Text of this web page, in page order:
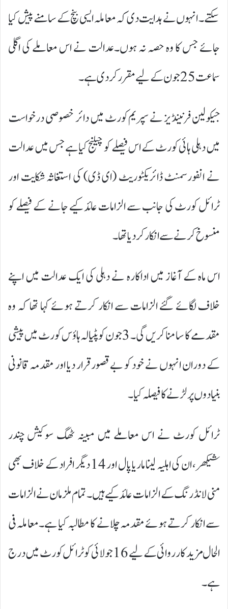
سکتے۔ انہوں نے ہدایت دی کہ معاملہ ایسی بنچ کے سامنے پیش کیا
جائے جس کا وہ حصہ نہ ہوں۔عدالت نے اس معاملے کی اگلی
سماعت 25 جون کے لیے مقرر کر دی ہے۔
جیکولین فرنینڈیز نے سپریم کورٹ میں دائر خصوصی درخواست
میں دہلی ہائی کورٹ کے اس فیصلے کو چیلنج کیا ہے جس میں عدالت
نے انفورسمنٹ ڈائریکٹوریٹ (ای ڈی) کی استغاثہ شکایت اور
ٹرائل کورٹ کی جانب سے الزامات عائد کیے جانے کے فیصلے کو
منسوخ کرنے سے انکار کر دیا تھا۔
اس ماہ کے آغاز میں اداکارہ نے دہلی کی ایک عدالت میں اپنے
خلاف لگائے گئے الزامات سے انکار کرتے ہوئے کہا تھا کہ وہ
مقدمے کا سامنا کریں گی۔ 3 جون کو پٹیالہ ہاؤس کورٹ میں پیشی
کے دوران انہوں نے خود کو بے قصور قرار دیا اور مقدمہ قانونی
بنیادوں پر لڑنے کا فیصلہ کیا۔
ٹرائل کورٹ نے اس معاملے میں مبینہ ٹھگ سوکیش چندر
شیکھر، ان کی اہلیہ لینا ماریا پال اور 14 دیگر افراد کے خلاف بھی
منی لانڈرنگ کے الزامات عائد کیے ہیں۔ تمام ملزمان نے الزامات
سے انکار کرتے ہوئے مقدمہ چلانے کا مطالبہ کیا ہے۔معاملہ فی
الحال مزید کارروائی کے لیے 16 جولائی کو ٹرائل کورٹ میں درج
ہے۔